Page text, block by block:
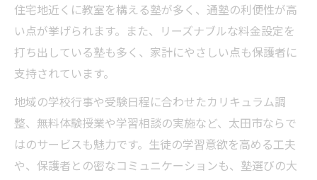
住宅地近くに教室を構える塾が多く、通塾の利便性が高
い点が挙げられます。また、リーズナブルな料金設定を
打ち出している塾も多く、家計にやさしい点も保護者に
支持されています。
地域の学校行事や受験日程に合わせたカリキュラム調
整、無料体験授業や学習相談の実施など、太田市ならで
はのサービスも魅力です。生徒の学習意欲を高める工夫
や、保護者との密なコミュニケーションも、塾選びの大